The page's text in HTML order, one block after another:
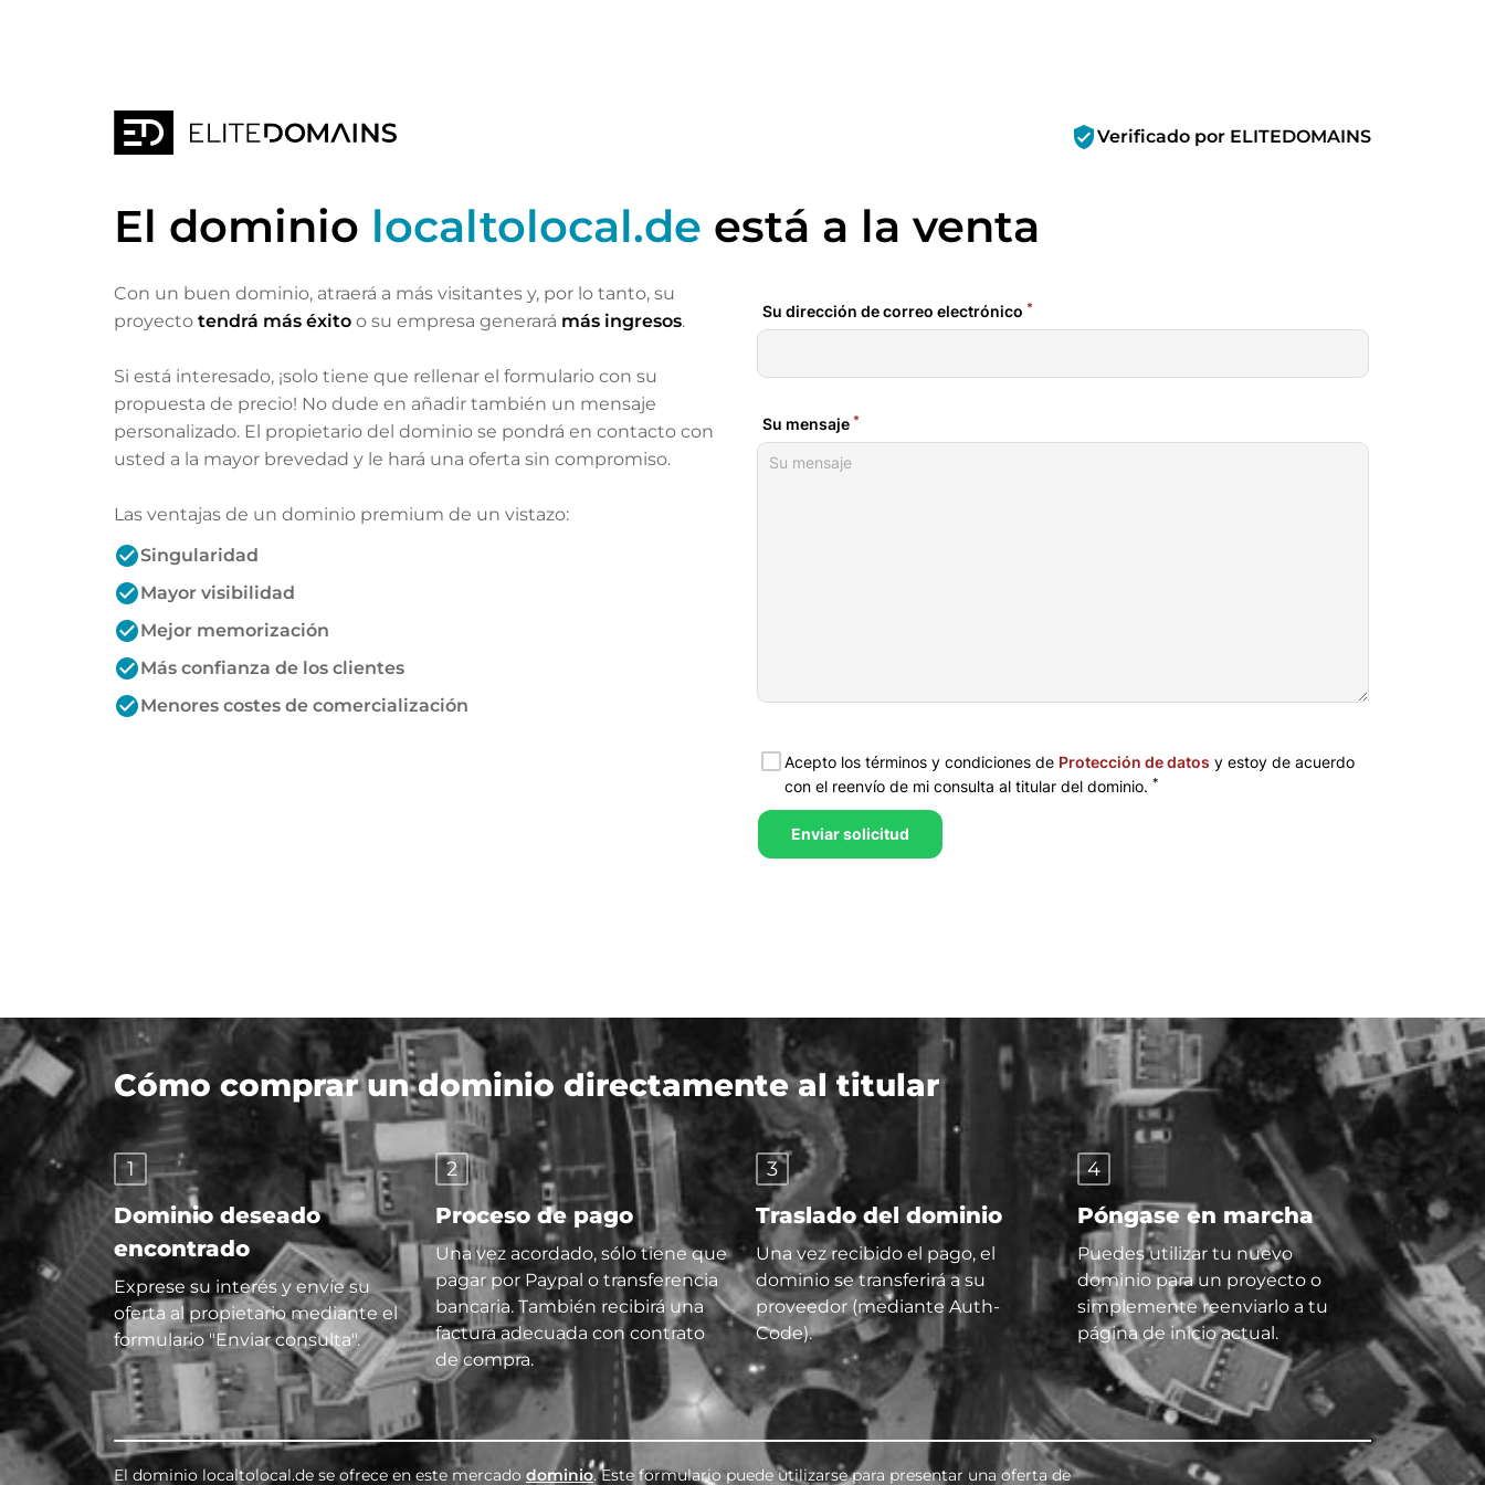
verified_userVerificado por ELITEDOMAINS
El dominio localtolocal.de está a la venta
Con un buen dominio, atraerá a más visitantes y, por lo tanto, su
proyecto tendrá más éxito o su empresa generará más ingresos.
Si está interesado, ¡solo tiene que rellenar el formulario con su
propuesta de precio! No dude en añadir también un mensaje
personalizado. El propietario del dominio se pondrá en contacto con
usted a la mayor brevedad y le hará una oferta sin compromiso.
Las ventajas de un dominio premium de un vistazo:
check_circleSingularidad
check_circleMayor visibilidad
check_circleMejor memorización
check_circleMás confianza de los clientes
check_circleMenores costes de comercialización
Cómo comprar un dominio directamente al titular
1
Dominio deseado
encontrado
Exprese su interés y envíe su
oferta al propietario mediante el
formulario "Enviar consulta".
2
Proceso de pago
Una vez acordado, sólo tiene que
pagar por Paypal o transferencia
bancaria. También recibirá una
factura adecuada con contrato
de compra.
3
Traslado del dominio
Una vez recibido el pago, el
dominio se transferirá a su
proveedor (mediante Auth-
Code).
4
Póngase en marcha
Puedes utilizar tu nuevo
dominio para un proyecto o
simplemente reenviarlo a tu
página de inicio actual.
El dominio localtolocal.de se ofrece en este mercado dominio. Este formulario puede utilizarse para presentar una oferta de